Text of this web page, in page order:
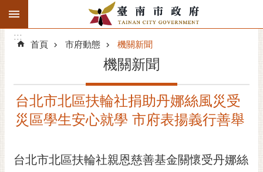
跳到主要內容區塊
搜
階
精彩府城
市府團隊
:::
:::
首頁 市府動態 機關新聞
機關新聞
台北市北區扶輪社捐助丹娜絲風災受
災區學生安心就學 市府表揚義行善舉
台北市北區扶輪社親恩慈善基金關懷受丹娜絲